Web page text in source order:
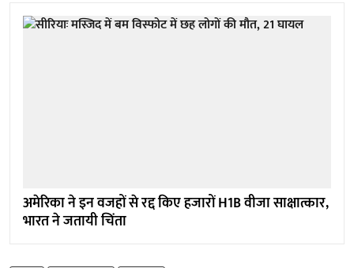
अमेरिका ने इन वजहों से रद्द किए हजारों H1B वीजा साक्षात्कार,
भारत ने जतायी चिंता